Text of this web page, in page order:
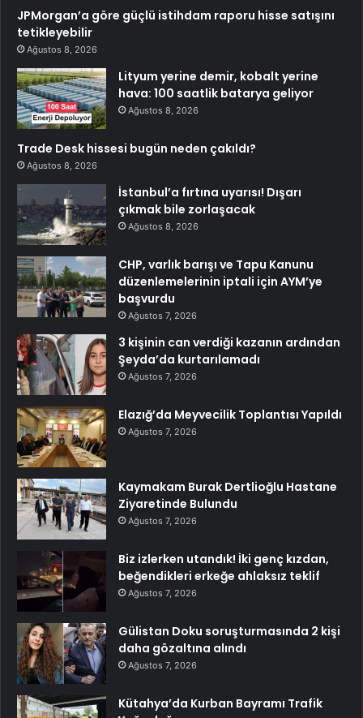
JPMorgan’a göre güçlü istihdam raporu hisse satışını
tetikleyebilir
Ağustos 8, 2026
Lityum yerine demir, kobalt yerine
hava: 100 saatlik batarya geliyor
Ağustos 8, 2026
Trade Desk hissesi bugün neden çakıldı?
Ağustos 8, 2026
İstanbul’a fırtına uyarısı! Dışarı
çıkmak bile zorlaşacak
Ağustos 8, 2026
CHP, varlık barışı ve Tapu Kanunu
düzenlemelerinin iptali için AYM’ye
başvurdu
Ağustos 7, 2026
3 kişinin can verdiği kazanın ardından
Şeyda’da kurtarılamadı
Ağustos 7, 2026
Elazığ’da Meyvecilik Toplantısı Yapıldı
Ağustos 7, 2026
Kaymakam Burak Dertlioğlu Hastane
Ziyaretinde Bulundu
Ağustos 7, 2026
Biz izlerken utandık! İki genç kızdan,
beğendikleri erkeğe ahlaksız teklif
Ağustos 7, 2026
Gülistan Doku soruşturmasında 2 kişi
daha gözaltına alındı
Ağustos 7, 2026
Kütahya’da Kurban Bayramı Trafik